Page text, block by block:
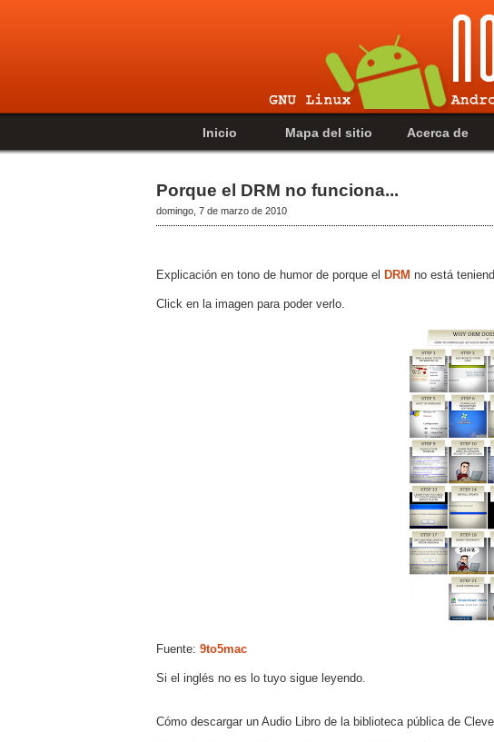
Inicio Mapa del sitio Acerca de
Porque el DRM no funciona...
domingo, 7 de marzo de 2010
Explicación en tono de humor de porque el DRM no está
Click en la imagen para poder verlo.
Fuente: 9to5mac
Si el inglés no es lo tuyo sigue leyendo.
Cómo descargar un Audio Libro de la biblioteca pública de